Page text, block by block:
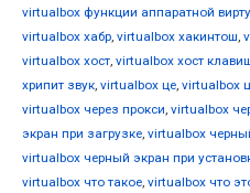
virtualbox функции аппаратной
virtualbox хабр, virtualbox хакинтош,
virtualbox хост, virtualbox хост
хрипит звук, virtualbox це, virtualbox
virtualbox через прокси, virtualbox
экран при загрузке, virtualbox
virtualbox черный экран при
virtualbox что такое, virtualbox что